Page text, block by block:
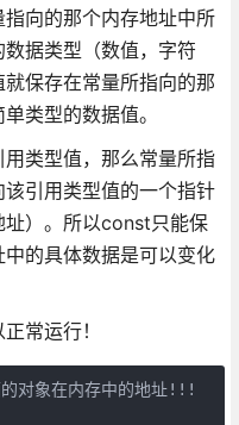
向的那个内存地址中所
据类型（数值，字符
保存在常量所指向的那
类型的数据值。
类型值，那么常量所指
引用类型值的一个指针
址）。所以const只能保
的具体数据是可以变化
常运行！
对象在内存中的地址!!!